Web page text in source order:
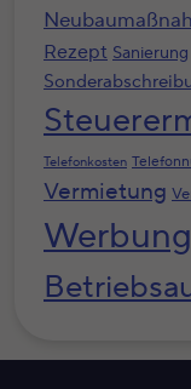
Rezept Sanierung
Telefonkosten
Vermietung